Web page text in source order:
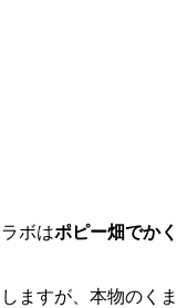
ボはポピー畑でかく
ますが、本物のくま